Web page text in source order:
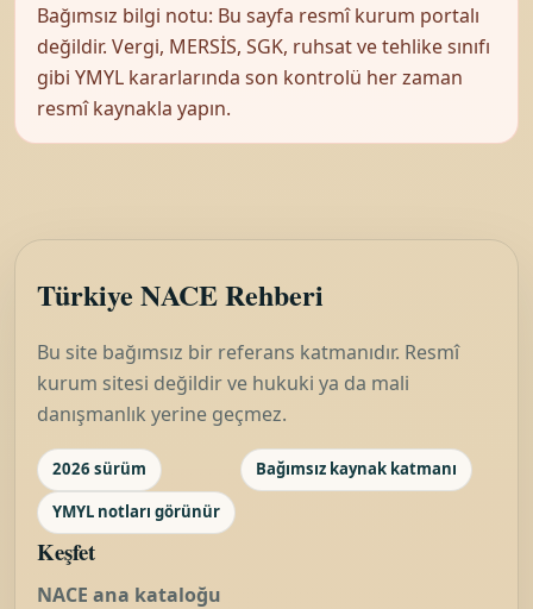
Bağımsız bilgi notu: Bu sayfa resmî kurum portalı
değildir. Vergi, MERSİS, SGK, ruhsat ve tehlike sınıfı
gibi YMYL kararlarında son kontrolü her zaman
resmî kaynakla yapın.
Türkiye NACE Rehberi
Bu site bağımsız bir referans katmanıdır. Resmî
kurum sitesi değildir ve hukuki ya da mali
danışmanlık yerine geçmez.
2026 sürüm
Bağımsız kaynak katmanı
YMYL notları görünür
Keşfet
NACE ana kataloğu